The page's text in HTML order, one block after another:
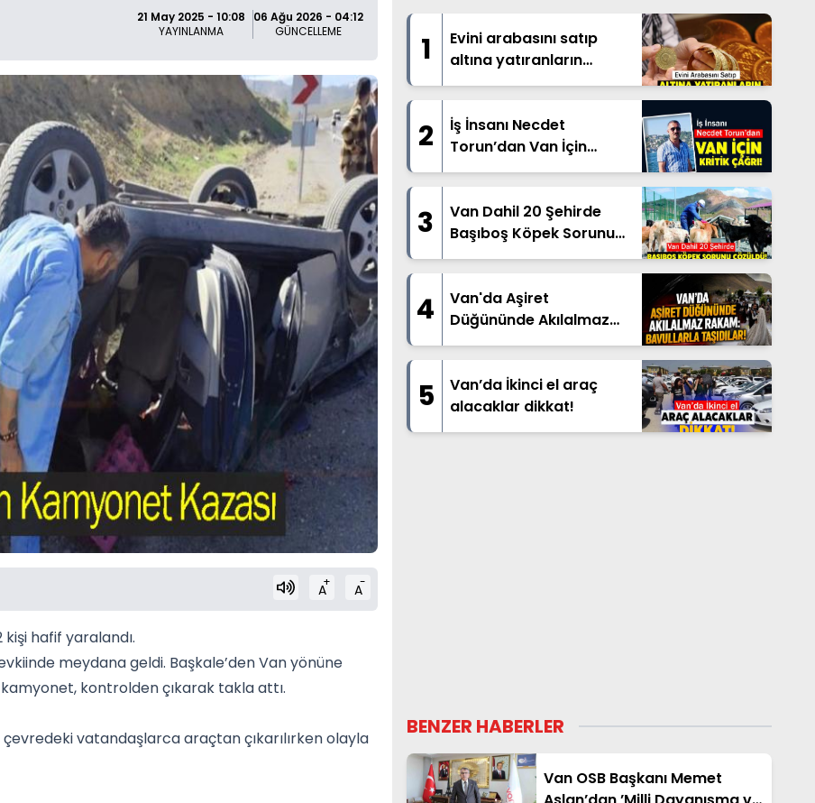
21 May 2025 - 10:08
YAYINLANMA
06 Ağu 2026 - 04:12
GÜNCELLEME
A+ A-
hafif yaralandı.
meydana geldi. Başkale’denVanyönüne
kontrolden çıkarak takla attı.
vatandaşlarca araçtan çıkarılırken olayla
1
Evini arabasını satıp
altına yatıranların
beklediği haber geldi
2
İş İnsanı Necdet
Torun’dan Van İçin
Çağrı!
3
Van Dahil 20 Şehirde
Başıboş Köpek Sorunu
Çözüldü!
4
Van'da Aşiret
Düğününde Akılalmaz
Rakam: Bavullarla
5
Van’da İkinci el araç
alacaklar dikkat!
BENZER HABERLER
Van OSB Başkanı Memet